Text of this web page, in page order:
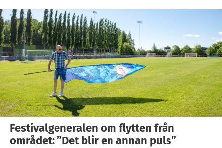
Festivalgeneralen om flytten från
området: ”Det blir en annan puls”